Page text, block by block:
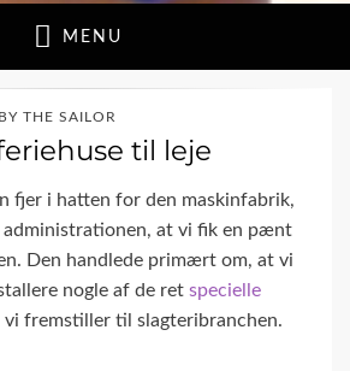
MENU
BY THE SAILOR
til leje
fjer i hatten for den maskinfabrik,
administrationen, at vi fik en pænt
Den handlede primært om, at vi
nogle af de ret specielle
vi fremstiller til slagteribranchen.